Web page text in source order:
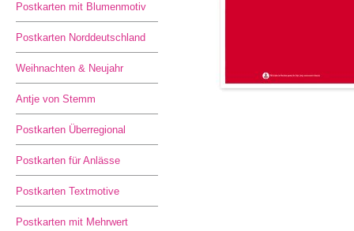
Postkarten mit Blumenmotiv
Postkarten Norddeutschland
Weihnachten & Neujahr
Antje von Stemm
Postkarten Überregional
Postkarten für Anlässe
Postkarten Textmotive
Postkarten mit Mehrwert